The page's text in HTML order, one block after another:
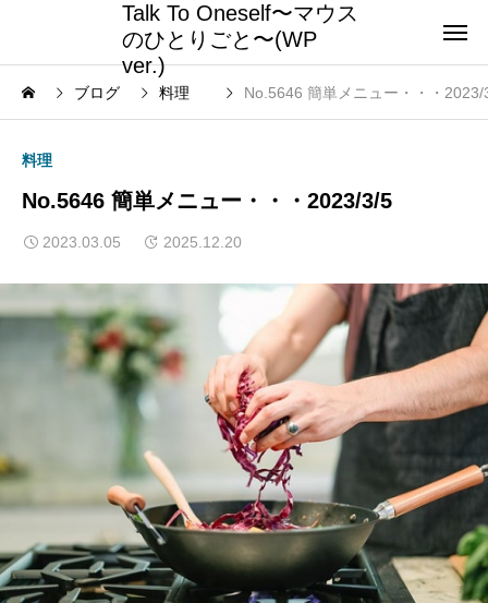
Talk To Oneself〜マウス
のひとりごと〜(WP
ver.)
ブログ 料理 No.5646 簡単メニュー・・・2023/
料理
No.5646 簡単メニュー・・・2023/3/5
2023.03.05 2025.12.20